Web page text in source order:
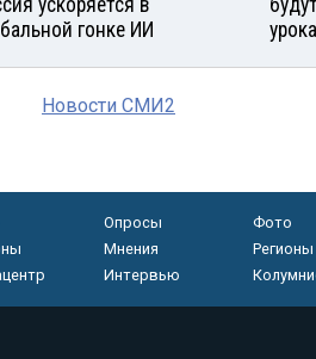
гонке ИИ
Новости СМИ2
Опросы
Фото
Мнения
Регионы
Интервью